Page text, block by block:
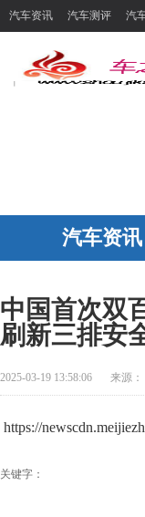
汽车资讯 汽车测评 汽
汽车资讯
中国首次双
刷新三排安
2025-03-19 13:58:06 来源：
https://
关键字：